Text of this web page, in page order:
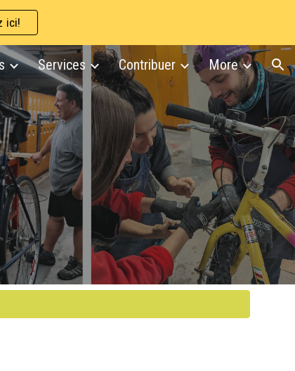
ici!
Services Contribuer More